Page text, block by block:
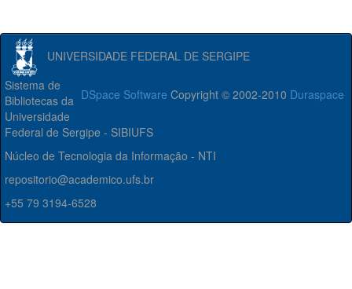
UNIVERSIDADE FEDERAL DE SERGIPE
DSpace Software Copyright © 2002-2010 Duraspace
Sistema de
Bibliotecas da
Universidade
Federal de Sergipe - SIBIUFS
Núcleo de Tecnologia da Informação - NTI
repositorio@academico.ufs.br
+55 79 3194-6528